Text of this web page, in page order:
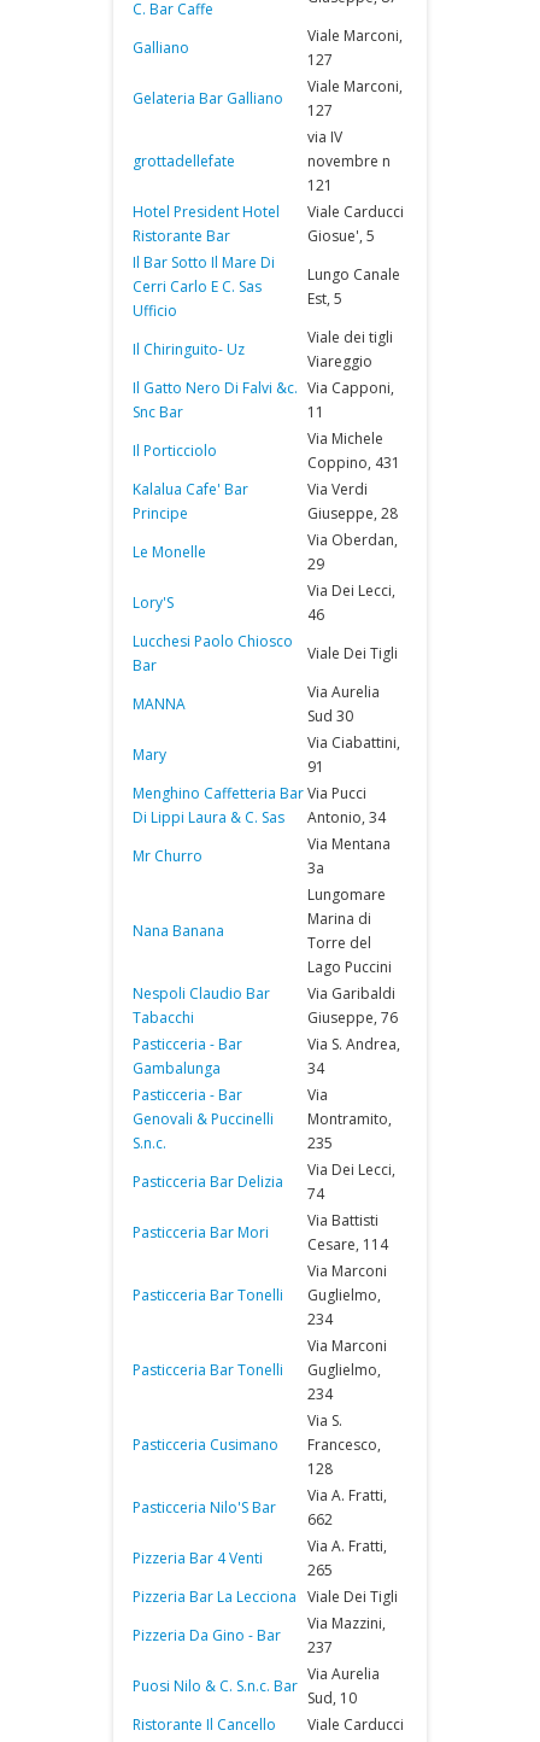
C. Bar Caffe
Galliano
Viale Marconi,
127
Gelateria Bar Galliano
Viale Marconi,
127
grottadellefate
via IV
novembre n
121
Hotel President Hotel
Ristorante Bar
Viale Carducci
Giosue', 5
Il Bar Sotto Il Mare Di
Cerri Carlo E C. Sas
Ufficio
Lungo Canale
Est, 5
Il Chiringuito- Uz
Viale dei tigli
Viareggio
Il Gatto Nero Di Falvi &c.
Snc Bar
Via Capponi,
11
Il Porticciolo
Via Michele
Coppino, 431
Kalalua Cafe' Bar
Principe
Via Verdi
Giuseppe, 28
Le Monelle
Via Oberdan,
29
Lory'S
Via Dei Lecci,
46
Lucchesi Paolo Chiosco
Bar
Viale Dei Tigli
MANNA
Via Aurelia
Sud 30
Mary
Via Ciabattini,
91
Menghino Caffetteria Bar
Di Lippi Laura & C. Sas
Via Pucci
Antonio, 34
Mr Churro
Via Mentana
3a
Nana Banana
Lungomare
Marina di
Torre del
Lago Puccini
Nespoli Claudio Bar
Tabacchi
Via Garibaldi
Giuseppe, 76
Pasticceria - Bar
Gambalunga
Via S. Andrea,
34
Pasticceria - Bar
Genovali & Puccinelli
S.n.c.
Via
Montramito,
235
Pasticceria Bar Delizia
Via Dei Lecci,
74
Pasticceria Bar Mori
Via Battisti
Cesare, 114
Pasticceria Bar Tonelli
Via Marconi
Guglielmo,
234
Pasticceria Bar Tonelli
Via Marconi
Guglielmo,
234
Pasticceria Cusimano
Via S.
Francesco,
128
Pasticceria Nilo'S Bar
Via A. Fratti,
662
Pizzeria Bar 4 Venti
Via A. Fratti,
265
Pizzeria Bar La Lecciona Viale Dei Tigli
Pizzeria Da Gino - Bar
Via Mazzini,
237
Puosi Nilo & C. S.n.c. Bar
Via Aurelia
Sud, 10
Ristorante Il Cancello
Viale Carducci